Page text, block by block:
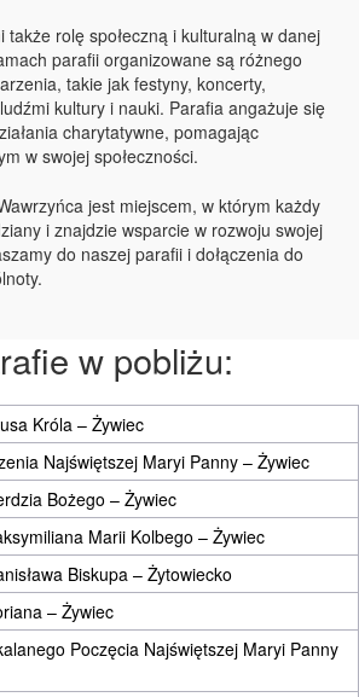
także rolę społeczną i kulturalną w danej
parafii organizowane są różnego
takie jak festyny, koncerty,
kultury i nauki. Parafia angażuje się
charytatywne, pomagając
w swojej społeczności.
jest miejscem, w którym każdy
i znajdzie wsparcie w rozwoju swojej
do naszej parafii i dołączenia do
w pobliżu:
Króla – Żywiec
Najświętszej Maryi Panny – Żywiec
Bożego – Żywiec
Marii Kolbego – Żywiec
Biskupa – Żytowiecko
– Żywiec
Poczęcia Najświętszej Maryi Panny